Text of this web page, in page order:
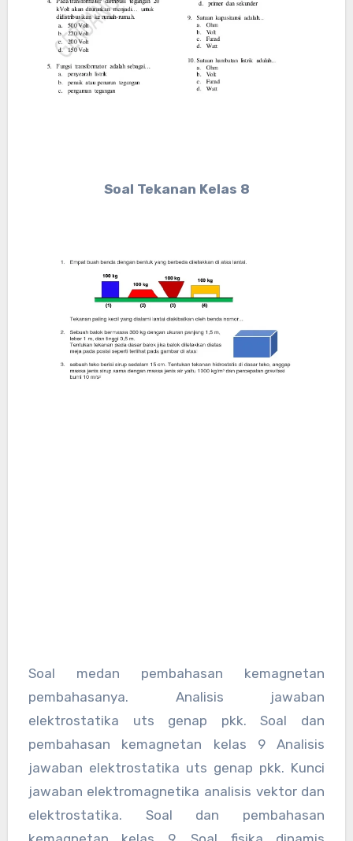
Soal Tekanan Kelas 8
Soal medan pembahasan kemagnetan
pembahasanya. Analisis jawaban
elektrostatika uts genap pkk. Soal dan
pembahasan kemagnetan kelas 9 Analisis
jawaban elektrostatika uts genap pkk. Kunci
jawaban elektromagnetika analisis vektor dan
elektrostatika. Soal dan pembahasan